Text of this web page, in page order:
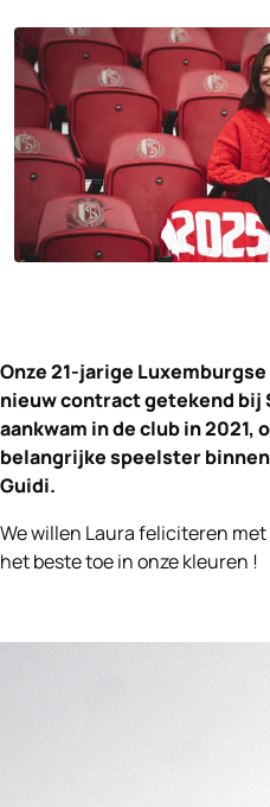
Onze 21-jarige
nieuw contract getekend bij
aankwam in de club in
belangrijke speelster
Guidi.
We willen Laura feliciteren
het beste toe in onze kleuren !